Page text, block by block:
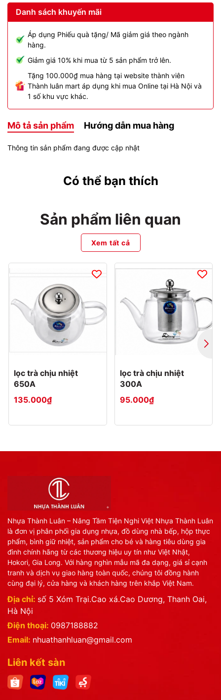
Danh sách khuyến mãi
Áp dụng Phiếu quà tặng/ Mã giảm giá theo ngành
hàng.
Giảm giá 10% khi mua từ 5 sản phẩm trở lên.
Tặng 100.000₫ mua hàng tại website thành viên
Thành luân mart áp dụng khi mua Online tại Hà Nội và
1 số khu vực khác.
Mô tả sản phẩm Hướng dẫn mua hàng
Thông tin sản phẩm đang được cập nhật
Có thể bạn thích
Sản phẩm liên quan
Xem tất cả
lọc trà chịu nhiệt
650A
135.000₫
lọc trà chịu nhiệt
300A
95.000₫
Nhựa Thành Luân – Nâng Tầm Tiện Nghi Việt Nhựa Thành Luân
là đơn vị phân phối gia dụng nhựa, đồ dùng nhà bếp, hộp thực
phẩm, bình giữ nhiệt, sản phẩm cho bé và hàng tiêu dùng gia
đình chính hãng từ các thương hiệu uy tín như Việt Nhật,
Hokori, Gia Long. Với hàng nghìn mẫu mã đa dạng, giá sỉ cạnh
tranh và dịch vụ giao hàng toàn quốc, chúng tôi đồng hành
cùng đại lý, cửa hàng và khách hàng trên khắp Việt Nam.
Địa chỉ: số 5 Xóm Trại.Cao xá.Cao Dương, Thanh Oai,
Hà Nội
Điện thoại: 0987188882
Email: nhuathanhluan@gmail.com
Liên kết sàn